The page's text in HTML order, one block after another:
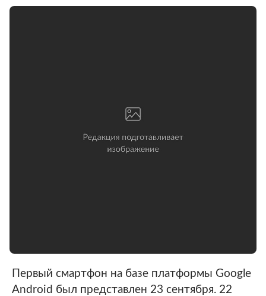
Первый смартфон на базе платформы Google
Android был представлен 23 сентября. 22